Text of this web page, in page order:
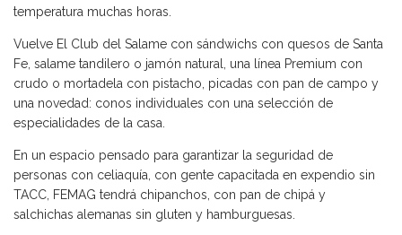
temperatura muchas horas.
Vuelve El Club del Salame con sándwichs con quesos de Santa
Fe, salame tandilero o jamón natural, una línea Premium con
crudo o mortadela con pistacho, picadas con pan de campo y
una novedad: conos individuales con una selección de
especialidades de la casa.
En un espacio pensado para garantizar la seguridad de
personas con celiaquía, con gente capacitada en expendio sin
TACC, FEMAG tendrá chipanchos, con pan de chipá y
salchichas alemanas sin gluten y hamburguesas.